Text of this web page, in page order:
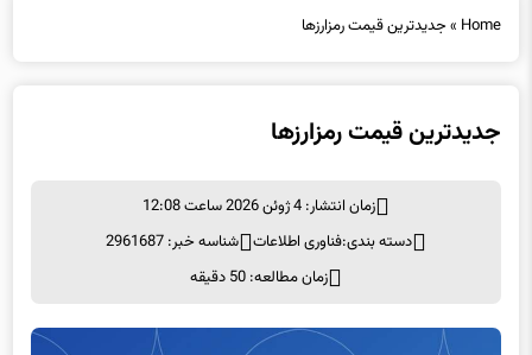
Home
»جدیدترین قیمت رمزارزها
جدیدترین قیمت رمزارزها
زمان انتشار: 4 ژوئن 2026 ساعت 12:08
دسته بندی:فناوری اطلاعات شناسه خبر: 2961687
زمان مطالعه: 50 دقیقه